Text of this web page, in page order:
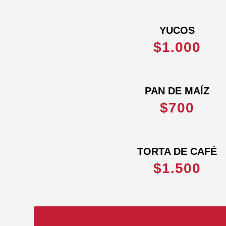
YUCOS
$1.000
PAN DE MAÍZ
$700
TORTA DE CAFÉ
$1.500